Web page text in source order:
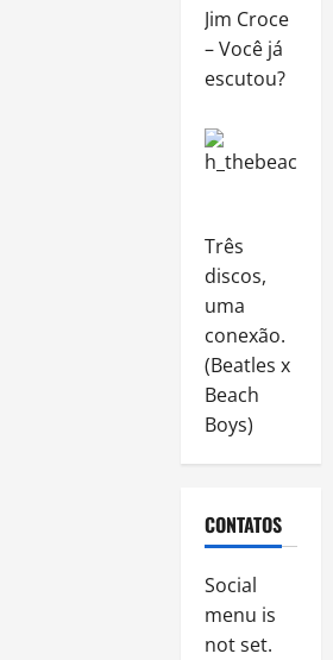
Jim Croce
– Você já
escutou?
Três
discos,
uma
conexão.
(Beatles x
Beach
Boys)
CONTATOS
Social
menu is
not set.